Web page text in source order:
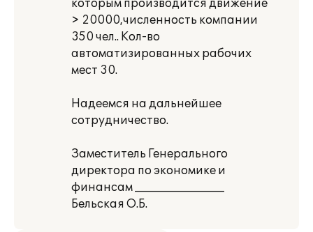
которым производится движение
> 20000,численность компании
350 чел.. Кол-во
автоматизированных рабочих
мест 30.
Надеемся на дальнейшее
сотрудничество.
Заместитель Генерального
директора по экономике и
финансам ________________
Бельская О.Б.